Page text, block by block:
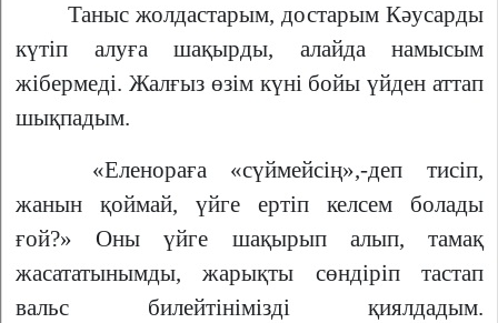
Таныс жолдастарым, достарым Кәусарды
күтіп алуға шақырды, алайда намысым
жібермеді. Жалғыз өзім күні бойы үйден аттап
шықпадым.
«Еленораға «сүймейсің»,-деп тисіп,
жанын қоймай, үйге ертіп келсем болады
ғой?» Оны үйге шақырып алып, тамақ
жасататынымды, жарықты сөндіріп тастап
вальс билейтінімізді қиялдадым.